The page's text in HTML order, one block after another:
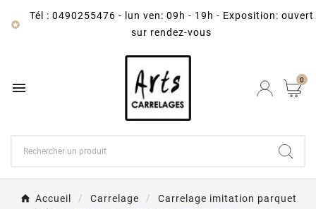

Tél : 0490255476 -
lun ven: 09h - 19h - Exposition: ouvert
sur rendez-vous
 0
Accueil Carrelage
Carrelage imitation parquet